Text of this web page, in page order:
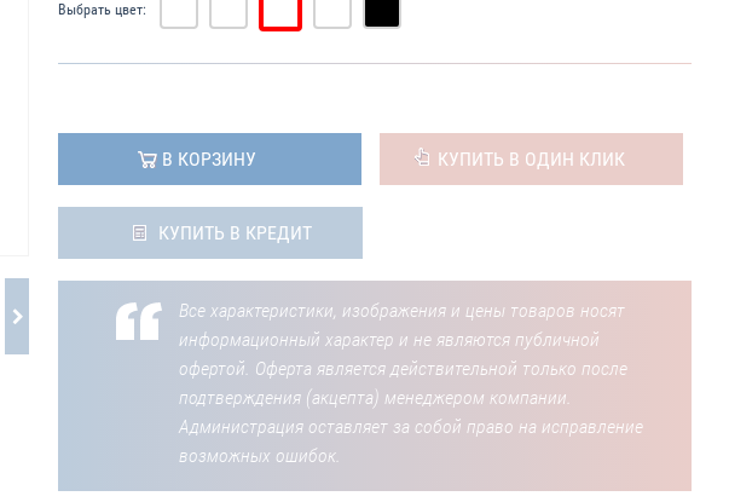
Выбрать цвет:
В КОРЗИНУ КУПИТЬ В ОДИН КЛИК
КУПИТЬ В КРЕДИТ
Все характеристики, изображения и цены товаров носят
информационный характер и не являются публичной
офертой. Оферта является действительной только после
подтверждения (акцепта) менеджером компании.
Администрация оставляет за собой право на исправление
возможных ошибок.